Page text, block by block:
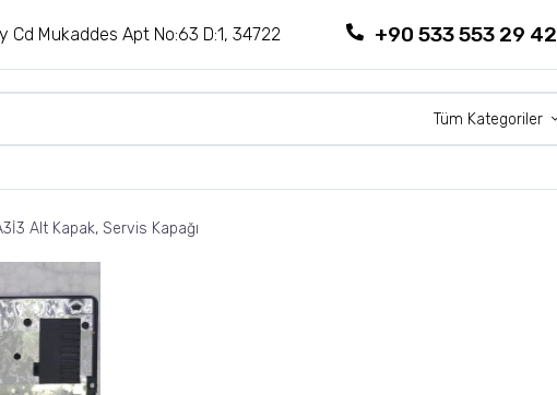
Cd Mukaddes Apt No:63 D:1, 34722 +90 533 553 29 42
Tüm Kategoriler
Alt Kapak, Servis Kapağı